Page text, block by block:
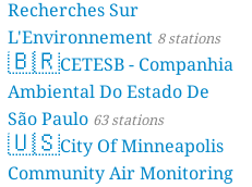
Recherches Sur
L'Environnement 8 stations
🇧🇷CETESB - Companhia
Ambiental Do Estado De
São Paulo 63 stations
🇺🇸City Of Minneapolis
Community Air Monitoring